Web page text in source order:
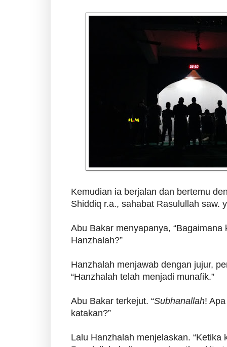
Kemudian ia berjalan dan bertemu
Shiddiq r.a., sahabat Rasulullah saw.
Abu Bakar menyapanya, “Bagaimana
Hanzhalah?”
Hanzhalah menjawab dengan jujur,
“Hanzhalah telah menjadi munafik.”
Abu Bakar terkejut. “Subhanallah!
katakan?”
Lalu Hanzhalah menjelaskan. “Ketika